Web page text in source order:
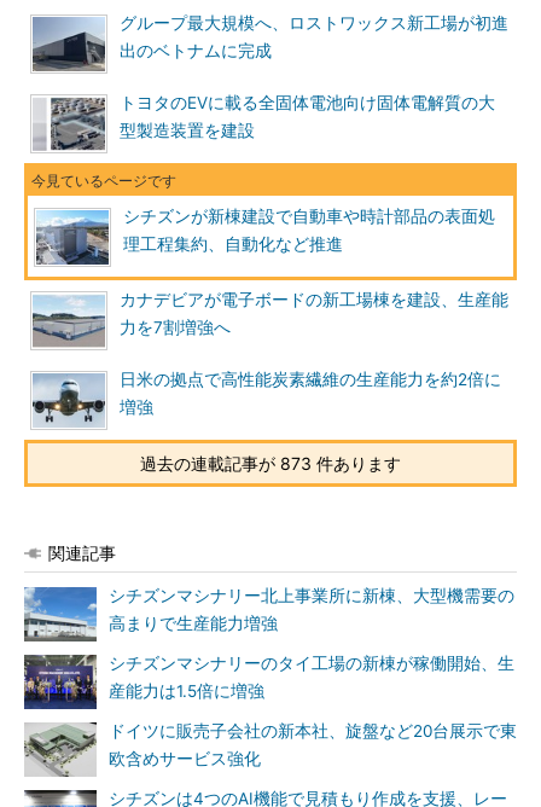
グループ最大規模へ、ロストワックス新工場が初進
出のベトナムに完成
トヨタのEVに載る全固体電池向け固体電解質の大
型製造装置を建設
シチズンが新棟建設で自動車や時計部品の表面処
理工程集約、自動化など推進
カナデビアが電子ボードの新工場棟を建設、生産能
力を7割増強へ
日米の拠点で高性能炭素繊維の生産能力を約2倍に
増強
過去の連載記事が 873 件あります
関連記事
シチズンマシナリー北上事業所に新棟、大型機需要の
高まりで生産能力増強
シチズンマシナリーのタイ工場の新棟が稼働開始、生
産能力は1.5倍に増強
ドイツに販売子会社の新本社、旋盤など20台展示で東
欧含めサービス強化
シチズンは4つのAI機能で見積もり作成を支援、レー